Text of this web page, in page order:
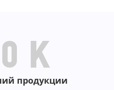
K
продукции